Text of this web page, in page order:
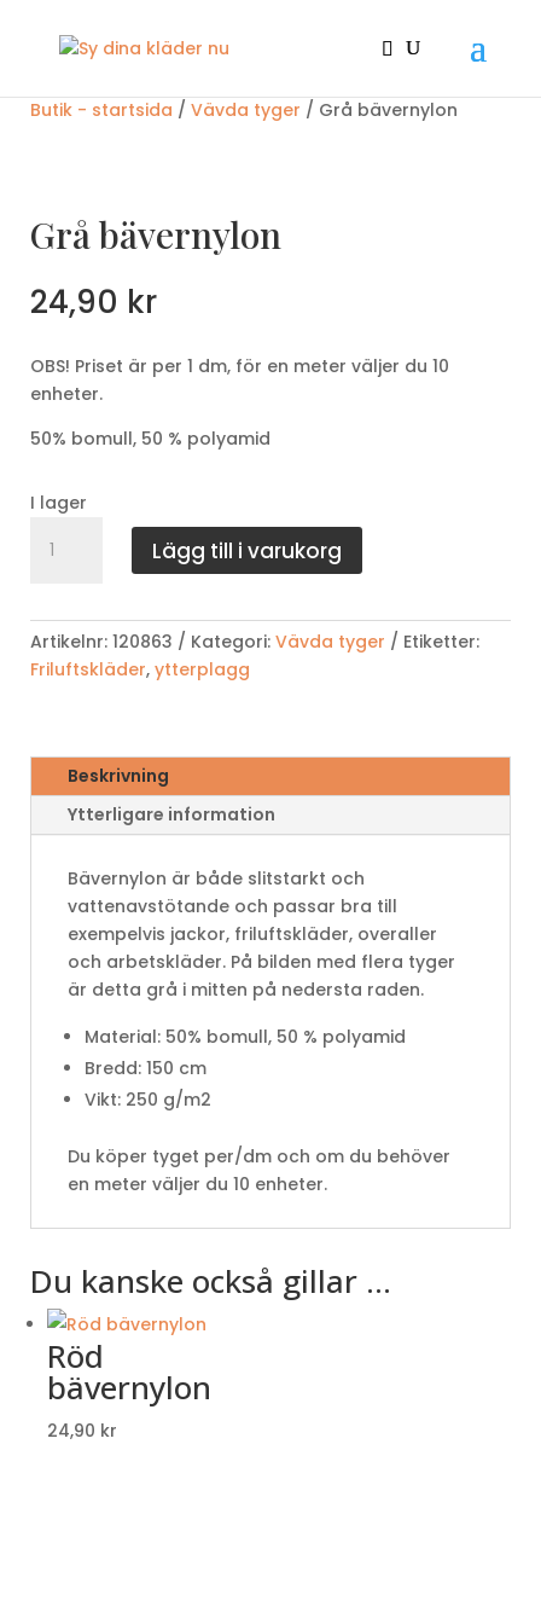
Butik - startsida / Vävda tyger / Grå bävernylon
Grå bävernylon
24,90 kr
OBS! Priset är per 1 dm, för en meter väljer du 10
enheter.
50% bomull, 50 % polyamid
I lager
bävernylon
Lägg till i varukorg
Artikelnr: 120863 Kategori: Vävda tyger
Etiketter:
Friluftskläder, ytterplagg
Beskrivning
Ytterligare information
Bävernylon är både slitstarkt och
vattenavstötande och passar bra till
exempelvis jackor, friluftskläder, overaller
och arbetskläder. På bilden med flera tyger
är detta grå i mitten på nedersta raden.
Material: 50% bomull, 50 % polyamid
Bredd: 150 cm
Vikt: 250 g/m2
Du köper tyget per/dm och om du behöver
en meter väljer du 10 enheter.
Du kanske också gillar …
Röd
bävernylon
24,90 kr